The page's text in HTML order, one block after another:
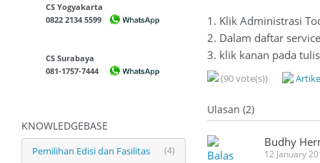
CS Yogyakarta
0822 2134 5599
CS Surabaya
081-1757-7444
KNOWLEDGEBASE
(4)
Pemilihan Edisi dan Fasilitas
1. Klik Administrasi
2. Dalam daftar
3. klik kanan pada
(90 vote(s))
Ulasan (2)
Balas
Budhy
12 January